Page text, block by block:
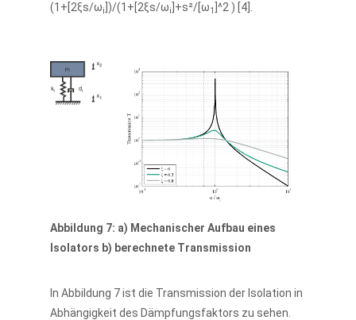
(1+[2ξs/ωi ])/(1+[2ξs/ωi ]+s²/[ω1 ]^2 ) [4].
Abbildung 7: a) Mechanischer Aufbau eines
Isolators b) berechnete Transmission
In Abbildung 7 ist die Transmission der Isolation in
Abhängigkeit des Dämpfungsfaktors zu sehen.